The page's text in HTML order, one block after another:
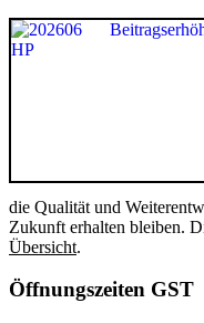
die Qualität und
Zukunft erhalten bleiben.
Übersicht.
Öffnungszeiten GST